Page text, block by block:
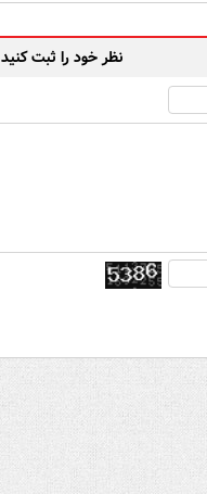
نظر خود را ثبت کنید